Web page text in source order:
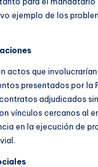
ejemplo de los
actos que
presentados por la
adjudicados
vínculos cercanos al
en la ejecución de